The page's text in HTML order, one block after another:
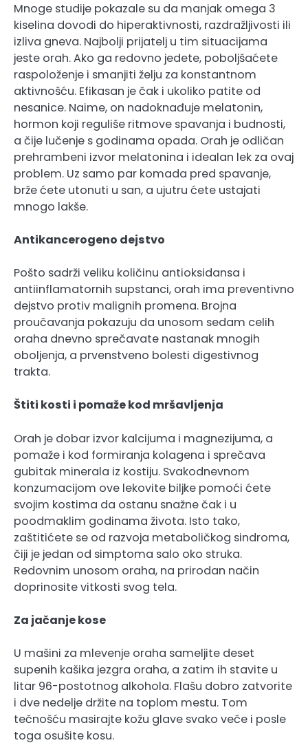
Mnoge studije pokazale su da manjak omega 3
kiselina dovodi do hiperaktivnosti, razdražljivosti ili
izliva gneva. Najbolji prijatelj u tim situacijama
jeste orah. Ako ga redovno jedete, poboljšaćete
raspoloženje i smanjiti želju za konstantnom
aktivnošću. Efikasan je čak i ukoliko patite od
nesanice. Naime, on nadoknađuje melatonin,
hormon koji reguliše ritmove spavanja i budnosti,
a čije lučenje s godinama opada. Orah je odličan
prehrambeni izvor melatonina i idealan lek za ovaj
problem. Uz samo par komada pred spavanje,
brže ćete utonuti u san, a ujutru ćete ustajati
mnogo lakše.
Antikancerogeno dejstvo
Pošto sadrži veliku količinu antioksidansa i
antiinflamatornih supstanci, orah ima preventivno
dejstvo protiv malignih promena. Brojna
proučavanja pokazuju da unosom sedam celih
oraha dnevno sprečavate nastanak mnogih
oboljenja, a prvenstveno bolesti digestivnog
trakta.
Štiti kosti i pomaže kod mršavljenja
Orah je dobar izvor kalcijuma i magnezijuma, a
pomaže i kod formiranja kolagena i sprečava
gubitak minerala iz kostiju. Svakodnevnom
konzumacijom ove lekovite biljke pomoći ćete
svojim kostima da ostanu snažne čak i u
poodmaklim godinama života. Isto tako,
zaštitićete se od razvoja metaboličkog sindroma,
čiji je jedan od simptoma salo oko struka.
Redovnim unosom oraha, na prirodan način
doprinosite vitkosti svog tela.
Za jačanje kose
U mašini za mlevenje oraha sameljite deset
supenih kašika jezgra oraha, a zatim ih stavite u
litar 96-postotnog alkohola. Flašu dobro zatvorite
i dve nedelje držite na toplom mestu. Tom
tečnošću masirajte kožu glave svako veče i posle
toga osušite kosu.